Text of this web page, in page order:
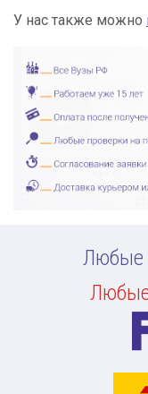
У нас также можно
Любые